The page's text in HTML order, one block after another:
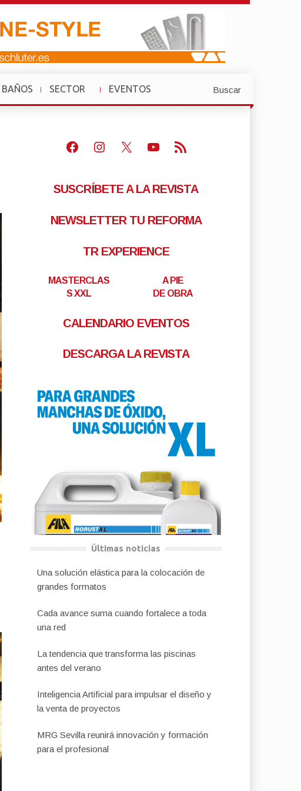
BAÑOS
SECTOR
»
EVENTOS
»
Buscar
Facebook
Instagram
X Youtube
Feed RSS
SUSCRÍBETE A LA REVISTA
NEWSLETTER TU REFORMA
TR EXPERIENCE
MASTERCLAS
S XXL
A PIE
DE OBRA
CALENDARIO EVENTOS
DESCARGA LA REVISTA
Últimas noticias
Una solución elástica para la colocación de
grandes formatos
Cada avance suma cuando fortalece a toda
una red
La tendencia que transforma las piscinas
antes del verano
Inteligencia Artificial para impulsar el diseño y
la venta de proyectos
MRG Sevilla reunirá innovación y formación
para el profesional